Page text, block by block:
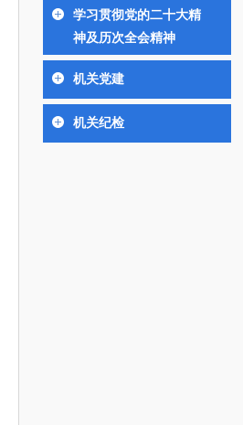
能力、强化关键核心技术攻关
家、支撑经济社会高质量发展
复兴的中国梦，提供科技智力支
合国民经济和社会发展规划、
科学技术领域的重大、关键性
方、行业等的委托，对重大
人才的合理使用与科学管理。
三是积极推动我国继续工
系的建立和完善，促进院校工
育有机结合。
四是加强工程教育的学术研
作，提高工程教育和工程科
学习贯彻党的二十大精
神及历次全会精神
机关党建
机关纪检